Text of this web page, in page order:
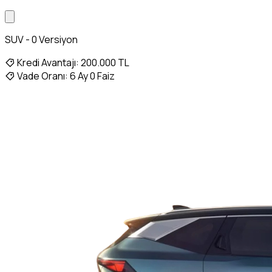
SUV - 0 Versiyon
Kredi Avantajı: 200.000 TL
Vade Oranı: 6 Ay 0 Faiz